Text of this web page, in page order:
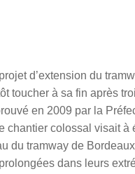
d’extension du
toucher à sa fin après
en 2009 par la
chantier colossal visait à
du tramway de
dans leurs